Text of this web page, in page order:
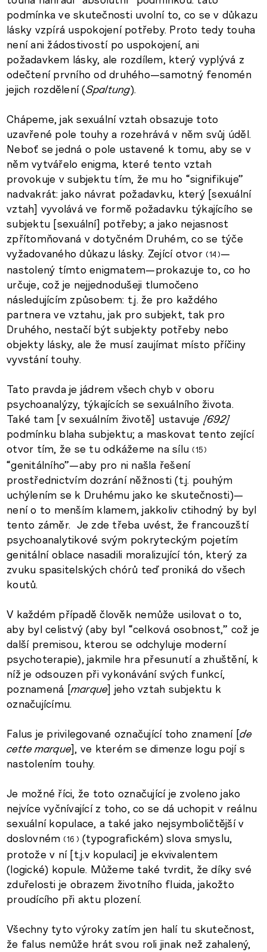
podmínka ve skutečnosti uvolní to, co se v důkazu
lásky vzpírá uspokojení potřeby. Proto tedy touha
není ani žádostivostí po uspokojení, ani
požadavkem lásky, ale rozdílem, který vyplývá z
odečtení prvního od druhého—samotný fenomén
jejich rozdělení (Spaltung).
Chápeme, jak sexuální vztah obsazuje toto
uzavřené pole touhy a rozehrává v něm svůj úděl.
Neboť se jedná o pole ustavené k tomu, aby se v
něm vytvářelo enigma, které tento vztah
provokuje v subjektu tím, že mu ho “signifikuje”
nadvakrát: jako návrat požadavku, který [sexuální
vztah] vyvolává ve formě požadavku týkajícího se
subjektu [sexuální] potřeby; a jako nejasnost
zpřítomňovaná v dotyčném Druhém, co se týče
vyžadovaného důkazu lásky. Zející otvor
14 —
nastolený tímto enigmatem—prokazuje to, co ho
určuje, což je nejjednodušeji tlumočeno
následujícím způsobem: t.j. že pro každého
partnera ve vztahu, jak pro subjekt, tak pro
Druhého, nestačí být subjekty potřeby nebo
objekty lásky, ale že musí zaujímat místo příčiny
vyvstání touhy.
Tato pravda je jádrem všech chyb v oboru
psychoanalýzy, týkajících se sexuálního života.
Také tam [v sexuálním životě] ustavuje [692]
podmínku blaha subjektu; a maskovat tento zející
otvor tím, že se tu odkážeme na sílu
15
“genitálního”—aby pro ni našla řešení
prostřednictvím dozrání něžnosti (t.j. pouhým
uchýlením se k Druhému jako ke skutečnosti)—
není o to menším klamem, jakkoliv ctihodný by byl
tento záměr. Je zde třeba uvést, že francouzští
psychoanalytikové svým pokryteckým pojetím
genitální oblace nasadili moralizující tón, který za
zvuku spasitelských chórů teď proniká do všech
koutů.
V každém případě člověk nemůže usilovat o to,
aby byl celistvý (aby byl “celková osobnost,” což je
další premisou, kterou se odchyluje moderní
psychoterapie), jakmile hra přesunutí a zhuštění, k
níž je odsouzen při vykonávání svých funkcí,
poznamená [marque] jeho vztah subjektu k
označujícímu.
Falus je privilegované označující toho znamení [de
cette marque], ve kterém se dimenze logu pojí s
nastolením touhy.
Je možné říci, že toto označující je zvoleno jako
nejvíce vyčnívající z toho, co se dá uchopit v reálnu
sexuální kopulace, a také jako nejsymboličtější v
doslovném
16
(typografickém) slova smyslu,
protože v ní [t.j.v kopulaci] je ekvivalentem
(logické) kopule. Můžeme také tvrdit, že díky své
zduřelosti je obrazem životního fluida, jakožto
proudícího při aktu plození.
Všechny tyto výroky zatím jen halí tu skutečnost,
že falus nemůže hrát svou roli jinak než zahalený,